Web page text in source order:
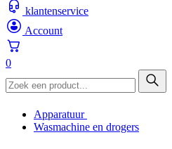
klantenservice
Account
0
Apparatuur
Wasmachine en drogers